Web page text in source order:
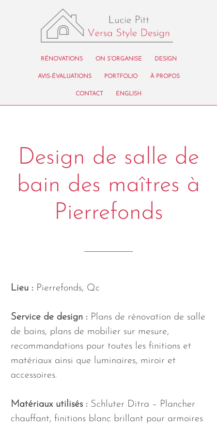
RÉNOVATIONS ON S’ORGANISE DESIGN
AVIS-ÉVALUATIONS PORTFOLIO À PROPOS
CONTACT ENGLISH
Design de salle de
bain des maîtres à
Pierrefonds
Lieu : Pierrefonds, Qc
Service de design : Plans de rénovation de salle
de bains, plans de mobilier sur mesure,
recommandations pour toutes les finitions et
matériaux ainsi que luminaires, miroir et
accessoires.
Matériaux utilisés : Schluter Ditra – Plancher
chauffant, finitions blanc brillant pour armoires